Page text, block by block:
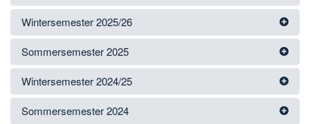
Wintersemester 2025/26
Sommersemester 2025
Wintersemester 2024/25
Sommersemester 2024